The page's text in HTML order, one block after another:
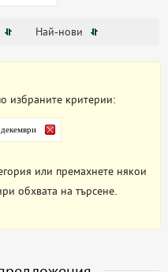
Най-нови
избраните критерии:
или премахнете някои
обхвата на търсене.